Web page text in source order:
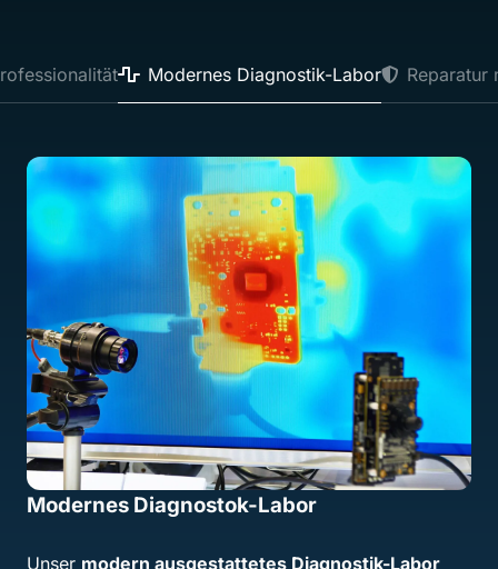
Diagnostik-Labor Reparatur mit Bestpreis- Garantie
Reparatur mit Bestpreis- Garantie
Preisgestaltung– mitBestpreis-Garantie. Unser